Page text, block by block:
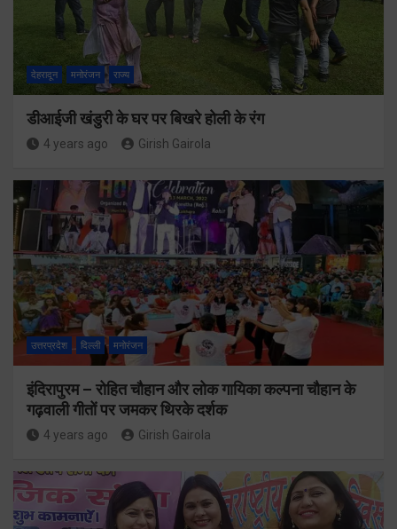
देहरादून मनोरंजन राज्य
डीआईजी खंडुरी के घर पर बिखरे होली के रंग
4 years ago Girish Gairola
उत्तरप्रदेश दिल्ली मनोरंजन
इंदिरापुरम – रोहित चौहान और लोक गायिका कल्पना चौहान के
गढ़वाली गीतों पर जमकर थिरके दर्शक
4 years ago Girish Gairola